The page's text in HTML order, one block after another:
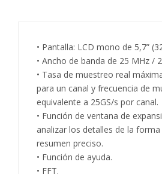
• Pantalla: LCD mono de 5,7”
• Ancho de banda de 25 MHz /
• Tasa de muestreo real
para un canal y frecuencia de
equivalente a 25GS/s por canal.
• Función de ventana de
analizar los detalles de la
resumen preciso.
• Función de ayuda.
• FFT.